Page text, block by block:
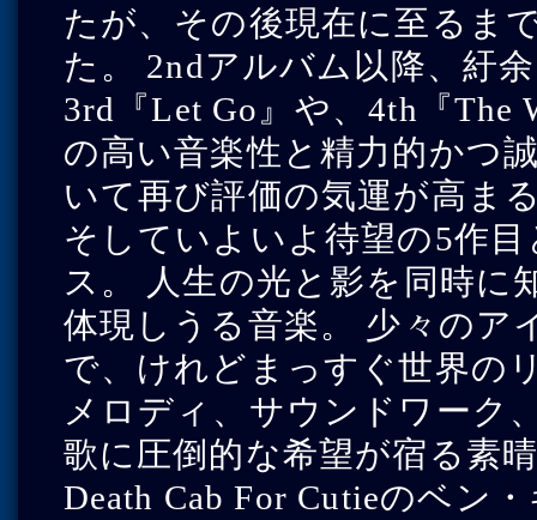
たが、その後現在に至るま
た。 2ndアルバム以降、紆
3rd『Let Go』や、4th『The
の高い音楽性と精力的かつ
いて再び評価の気運が高ま
そしていよいよ待望の5作
ス。 人生の光と影を同時に
体現しうる音楽。 少々のア
で、けれどまっすぐ世界の
メロディ、サウンドワーク
歌に圧倒的な希望が宿る素
Death Cab For Cutieのベン